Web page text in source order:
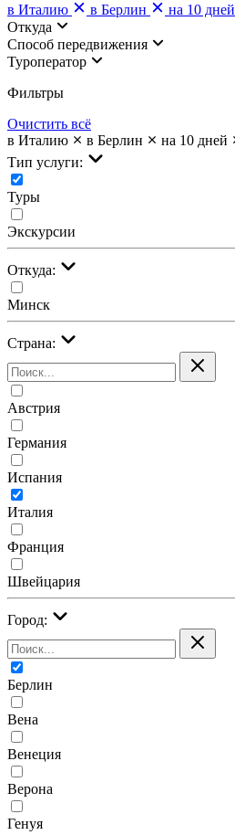
в Италию
в Берлин на 10 дней
Откуда
Cпособ передвижения
Туроператор
Фильтры
Очистить всё
в Италию
в Берлин на 10 дней
Тип услуги:
Туры
Экскурсии
Откуда:
Минск
Страна:
Австрия
Германия
Испания
Италия
Франция
Швейцария
Город:
Берлин
Вена
Венеция
Верона
Генуя